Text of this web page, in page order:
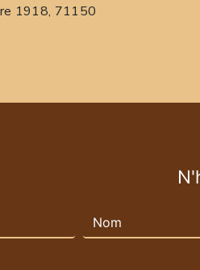
1918, 71150